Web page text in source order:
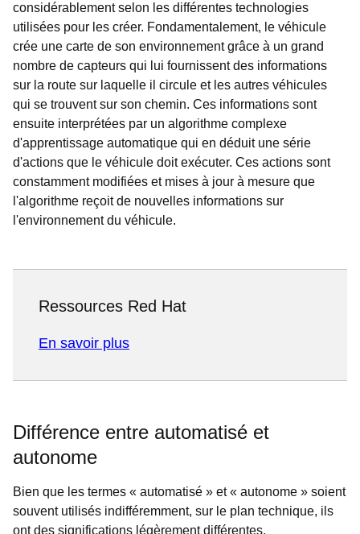
considérablement selon les différentes technologies
utilisées pour les créer. Fondamentalement, le véhicule
crée une carte de son environnement grâce à un grand
nombre de capteurs qui lui fournissent des informations
sur la route sur laquelle il circule et les autres véhicules
qui se trouvent sur son chemin. Ces informations sont
ensuite interprétées par un algorithme complexe
d'apprentissage automatique qui en déduit une série
d'actions que le véhicule doit exécuter. Ces actions sont
constamment modifiées et mises à jour à mesure que
l'algorithme reçoit de nouvelles informations sur
l'environnement du véhicule.
Ressources Red Hat
En savoir plus
Différence entre automatisé et
autonome
Bien que les termes « automatisé » et « autonome » soient
souvent utilisés indifféremment, sur le plan technique, ils
ont des significations légèrement différentes.